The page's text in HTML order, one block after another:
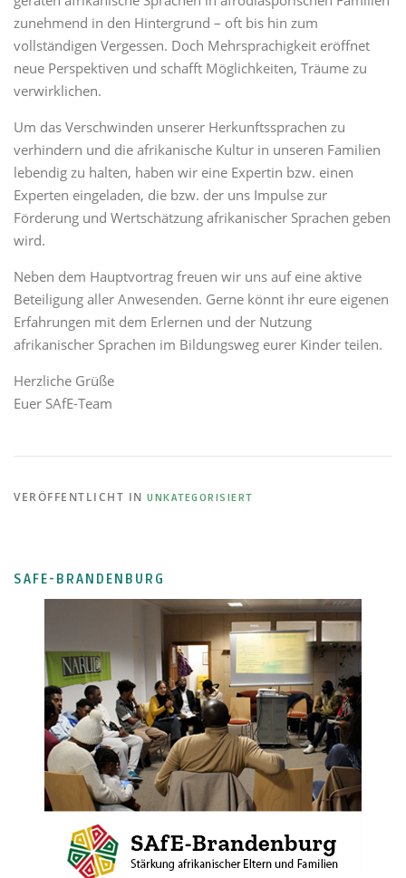
zunehmend in den Hintergrund – oft bis hin zum
vollständigen Vergessen. Doch Mehrsprachigkeit eröffnet
neue Perspektiven und schafft Möglichkeiten, Träume zu
verwirklichen.
Um das Verschwinden unserer Herkunftssprachen zu
verhindern und die afrikanische Kultur in unseren Familien
lebendig zu halten, haben wir eine Expertin bzw. einen
Experten eingeladen, die bzw. der uns Impulse zur
Förderung und Wertschätzung afrikanischer Sprachen geben
wird.
Neben dem Hauptvortrag freuen wir uns auf eine aktive
Beteiligung aller Anwesenden. Gerne könnt ihr eure eigenen
Erfahrungen mit dem Erlernen und der Nutzung
afrikanischer Sprachen im Bildungsweg eurer Kinder teilen.
Herzliche Grüße
Euer SAfE-Team
VERÖFFENTLICHT IN UNKATEGORISIERT
SAFE-BRANDENBURG